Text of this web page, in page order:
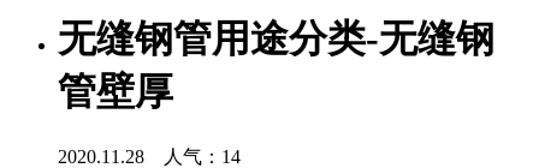
无缝钢管用途分类-无缝钢
管壁厚
2020.11.28 人气： 14